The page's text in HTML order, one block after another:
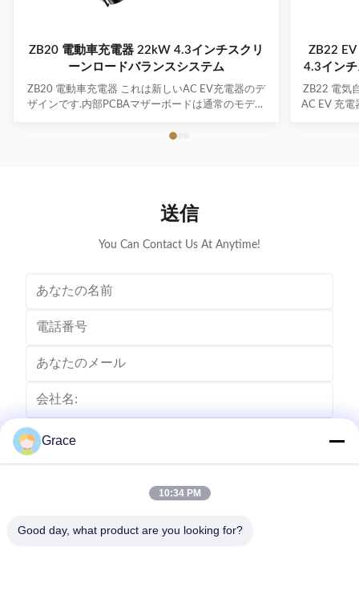
ZB20 電動車充電器 22kW 4.3インチスクリ
ーンロードバランスシステム
ZB20 電動車充電器 これは新しいAC EV充電器のデ
ザインです.内部PCBAマザーボードは通常のモデル
ています. このデザインが 目を引くものがない場合
関 新エネルギー車両の充電ポートとプロトコルとの
高度な互換性 • 医療機関 複数のインテリジェント検
出,リアルタイムの電圧/電流モニタリング,完全な安
ZB22
4.3イン
ZB22 電気
AC EV 充電
送信
You Can Contact Us At Anytime!
送りなさい
Grace
10:34 PM
Good day, what product are you looking for?